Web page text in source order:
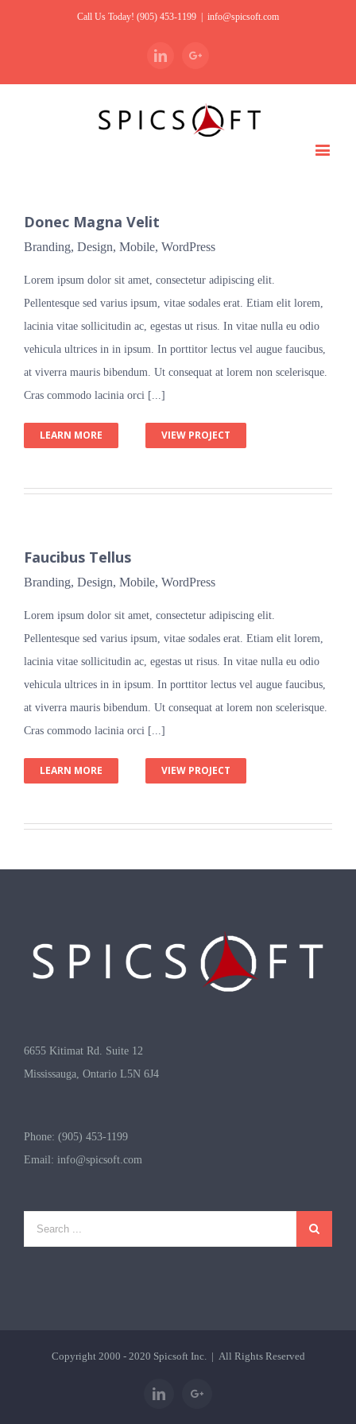
Call Us Today! (905) 453-1199 info@spicsoft.com
LinkedinGoogle+
Donec Magna Velit
Branding, Design, Mobile, WordPress
Lorem ipsum dolor sit amet, consectetur adipiscing elit.
Pellentesque sed varius ipsum, vitae sodales erat. Etiam elit lorem,
lacinia vitae sollicitudin ac, egestas ut risus. In vitae nulla eu odio
vehicula ultrices in in ipsum. In porttitor lectus vel augue faucibus,
at viverra mauris bibendum. Ut consequat at lorem non scelerisque.
Cras commodo lacinia orci [...]
LEARN MORE VIEW PROJECT
Faucibus Tellus
Branding, Design, Mobile, WordPress
Lorem ipsum dolor sit amet, consectetur adipiscing elit.
Pellentesque sed varius ipsum, vitae sodales erat. Etiam elit lorem,
lacinia vitae sollicitudin ac, egestas ut risus. In vitae nulla eu odio
vehicula ultrices in in ipsum. In porttitor lectus vel augue faucibus,
at viverra mauris bibendum. Ut consequat at lorem non scelerisque.
Cras commodo lacinia orci [...]
LEARN MORE VIEW PROJECT
6655 Kitimat Rd. Suite 12
Mississauga, Ontario L5N 6J4
Phone: (905) 453-1199
Email: info@spicsoft.com
Copyright 2000 - 2020 Spicsoft Inc. | All Rights Reserved
LinkedinGoogle+